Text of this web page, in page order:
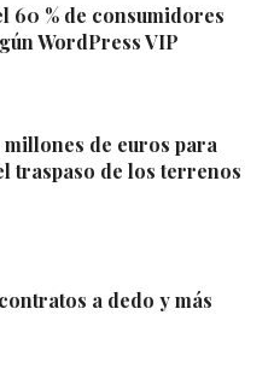
60 % de consumidores
WordPress VIP
millones de euros para
traspaso de los terrenos
a dedo y más